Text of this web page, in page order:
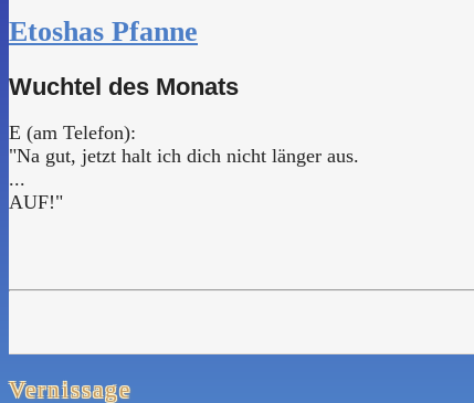
Etoshas Pfanne
Wuchtel des Monats
E (am Telefon):
"Na gut, jetzt halt ich dich nicht länger aus.
...
AUF!"
Vernissage